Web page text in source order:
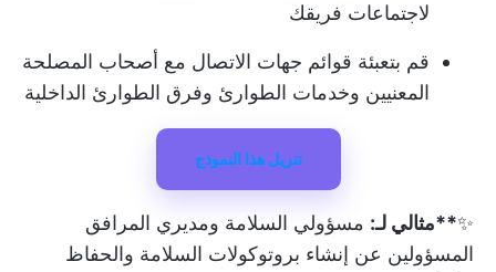
لاجتماعات فريقك
قم بتعبئة قوائم جهات الاتصال مع أصحاب المصلحة
المعنيين وخدمات الطوارئ وفرق الطوارئ الداخلية
تنزيل هذا النموذج
✨**مثالي لـ: مسؤولي السلامة ومديري المرافق
المسؤولين عن إنشاء بروتوكولات السلامة والحفاظ